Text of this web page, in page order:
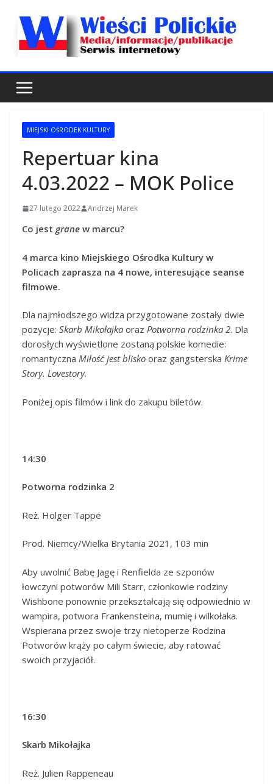
MIEJSKI OŚRODEK KULTURY
Repertuar kina
4.03.2022 – MOK Police
27 lutego 2022 Andrzej Marek
Co jest grane w marcu?
4 marca kino Miejskiego Ośrodka Kultury w
Policach zaprasza na 4 nowe, interesujące seanse
filmowe.
Dla najmłodszego widza przygotowane zostały dwie
pozycje: Skarb Mikołajka oraz Potworna rodzinka 2. Dla
dorosłych wyświetlone zostaną polskie komedie:
romantyczna Miłość jest blisko oraz gangsterska Krime
Story. Lovestory.
Poniżej opis filmów i link do zakupu biletów.
14:30
Potworna rodzinka 2
Reż. Holger Tappe
Prod. Niemcy/Wielka Brytania 2021, 103 min
Aby uwolnić Babę Jagę i Renfielda ze szponów
łowczyni potworów Mili Starr, członkowie rodziny
Wishbone ponownie przekształcają się odpowiednio w
wampira, potwora Frankensteina, mumię i wilkołaka.
Wspierana przez swoje trzy nietoperze Rodzina
Potworów krąży po całym świecie, aby ratować
swoich przyjaciół.
16:30
Skarb Mikołajka
Reż. Julien Rappeneau